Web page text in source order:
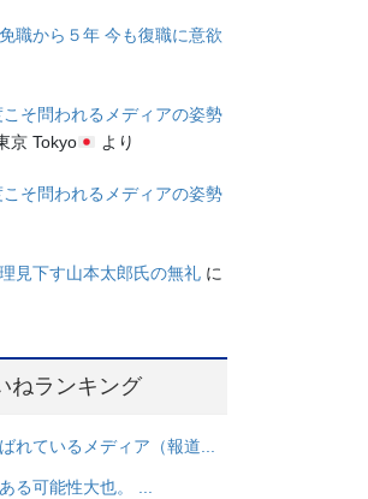
職から５年 今も復職に意欲
そ問われるメディアの姿勢
京 Tokyo より
そ問われるメディアの姿勢
見下す山本太郎氏の無礼 に
ねランキング
れているメディア（報道...
る可能性大也。 ...